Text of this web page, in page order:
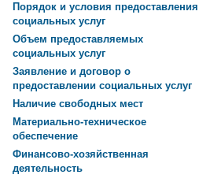
Порядок и условия предоставления
социальных услуг
Объем предоставляемых
социальных услуг
Заявление и договор о
предоставлении социальных услуг
Наличие свободных мест
Материально-техническое
обеспечение
Финансово-хозяйственная
деятельность